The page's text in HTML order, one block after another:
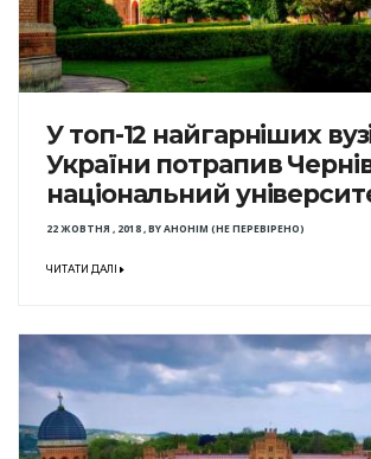
У топ-12 найгарніших
України потрапив
національний
22 ЖОВТНЯ , 2018,BYАНОНІМ (НЕ ПЕРЕВІРЕНО)
ЧИТАТИ ДАЛІ